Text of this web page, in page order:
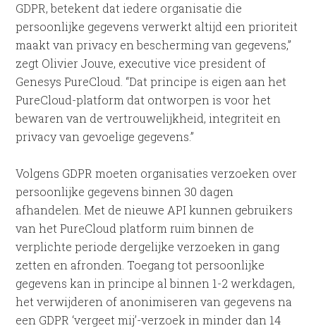
GDPR, betekent dat iedere organisatie die
persoonlijke gegevens verwerkt altijd een prioriteit
maakt van privacy en bescherming van gegevens,”
zegt Olivier Jouve, executive vice president of
Genesys PureCloud. “Dat principe is eigen aan het
PureCloud-platform dat ontworpen is voor het
bewaren van de vertrouwelijkheid, integriteit en
privacy van gevoelige gegevens.”
Volgens GDPR moeten organisaties verzoeken over
persoonlijke gegevens binnen 30 dagen
afhandelen. Met de nieuwe API kunnen gebruikers
van het PureCloud platform ruim binnen de
verplichte periode dergelijke verzoeken in gang
zetten en afronden. Toegang tot persoonlijke
gegevens kan in principe al binnen 1-2 werkdagen,
het verwijderen of anonimiseren van gegevens na
een GDPR ‘vergeet mij’-verzoek in minder dan 14